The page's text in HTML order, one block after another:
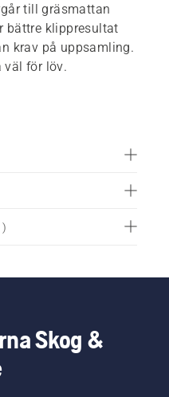
till gräsmattan
bättre klippresultat
krav på uppsamling.
väl för löv.
)
Skog &